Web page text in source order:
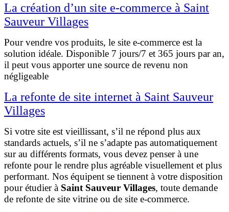
La création d’un site e-commerce à Saint
Sauveur Villages
Pour vendre vos produits, le site e-commerce est la
solution idéale. Disponible 7 jours/7 et 365 jours par an,
il peut vous apporter une source de revenu non
négligeable
La refonte de site internet à Saint Sauveur
Villages
Si votre site est vieillissant, s’il ne répond plus aux
standards actuels, s’il ne s’adapte pas automatiquement
sur au différents formats, vous devez penser à une
refonte pour le rendre plus agréable visuellement et plus
performant. Nos équipent se tiennent à votre disposition
pour étudier à Saint Sauveur Villages, toute demande
de refonte de site vitrine ou de site e-commerce.